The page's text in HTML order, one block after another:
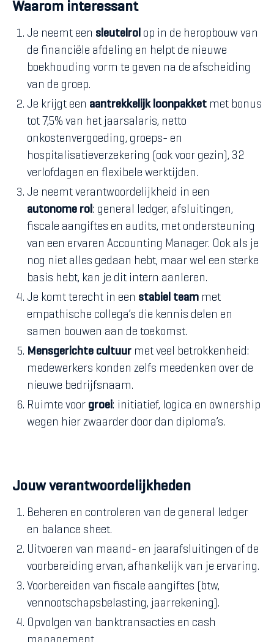
Waarom interessant
Je neemt een sleutelrol op in de heropbouw van
de financiële afdeling en helpt de nieuwe
boekhouding vorm te geven na de afscheiding
van de groep.
Je krijgt een aantrekkelijk loonpakket met bonus
tot 7,5% van het jaarsalaris, netto
onkostenvergoeding, groeps- en
hospitalisatieverzekering (ook voor gezin), 32
verlofdagen en flexibele werktijden.
Je neemt verantwoordelijkheid in een
autonome rol: general ledger, afsluitingen,
fiscale aangiftes en audits, met ondersteuning
van een ervaren Accounting Manager. Ook als je
nog niet alles gedaan hebt, maar wel een sterke
basis hebt, kan je dit intern aanleren.
Je komt terecht in een stabiel team met
empathische collega’s die kennis delen en
samen bouwen aan de toekomst.
Mensgerichte cultuur met veel betrokkenheid:
medewerkers konden zelfs meedenken over de
nieuwe bedrijfsnaam.
Ruimte voor groei: initiatief, logica en ownership
wegen hier zwaarder door dan diploma’s.
Jouw verantwoordelijkheden
Beheren en controleren van de general ledger
en balance sheet.
Uitvoeren van maand- en jaarafsluitingen of de
voorbereiding ervan, afhankelijk van je ervaring.
Voorbereiden van fiscale aangiftes (btw,
vennootschapsbelasting, jaarrekening).
Opvolgen van banktransacties en cash